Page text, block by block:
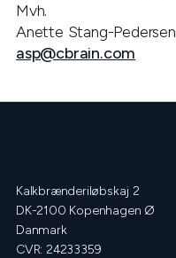
Mvh.
Anette Stang-Pedersen
asp@cbrain.com
Kalkbrænderiløbskaj 2
DK-2100 Kopenhagen Ø
Danmark
CVR: 24233359